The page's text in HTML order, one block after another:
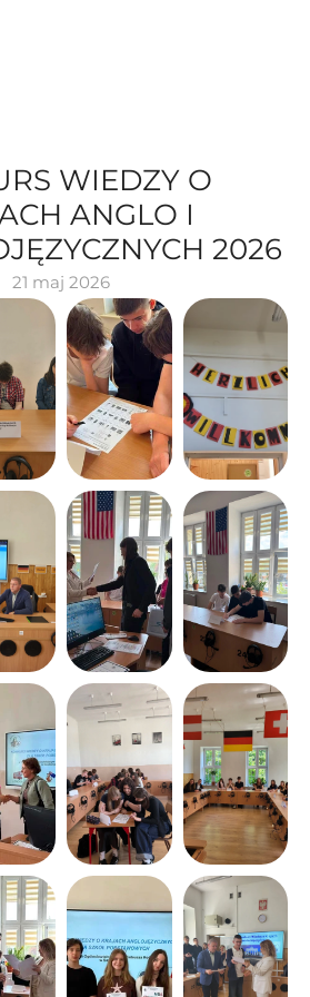
WIEDZY O
ANGLO I
2026
21 maj 2026